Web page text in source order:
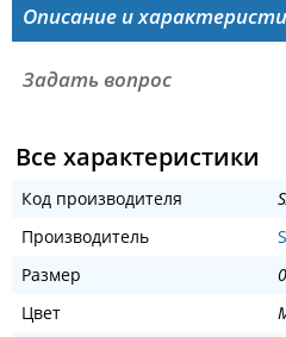
Описание и
Задать вопрос
Все характеристики
Код производителя
Производитель
Размер
Цвет